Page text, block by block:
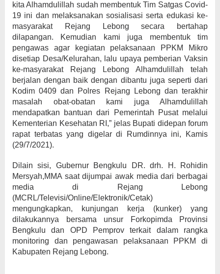
kita Alhamdulillah sudah membentuk Tim Satgas Covid-
19 ini dan melaksanakan sosialisasi serta edukasi ke-
masyarakat Rejang Lebong secara bertahap
dilapangan. Kemudian kami juga membentuk tim
pengawas agar kegiatan pelaksanaan PPKM Mikro
disetiap Desa/Kelurahan, lalu upaya pemberian Vaksin
ke-masyarakat Rejang Lebong Alhamdulillah telah
berjalan dengan baik dengan dibantu juga seperti dari
Kodim 0409 dan Polres Rejang Lebong dan terakhir
masalah obat-obatan kami juga Alhamdulillah
mendapatkan bantuan dari Pemerintah Pusat melalui
Kementerian Kesehatan RI,” jelas Bupati didepan forum
rapat terbatas yang digelar di Rumdinnya ini, Kamis
(29/7/2021).
Dilain sisi, Gubernur Bengkulu DR. drh. H. Rohidin
Mersyah,MMA saat dijumpai awak media dari berbagai
media di Rejang Lebong
(MCRL/Televisi/Online/Elektronik/Cetak)
mengungkapkan, kunjungan kerja (kunker) yang
dilakukannya bersama unsur Forkopimda Provinsi
Bengkulu dan OPD Pemprov terkait dalam rangka
monitoring dan pengawasan pelaksanaan PPKM di
Kabupaten Rejang Lebong.